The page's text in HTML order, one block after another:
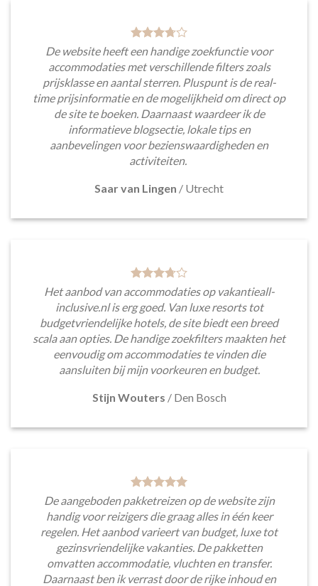
De website heeft een handige zoekfunctie voor
accommodaties met verschillende filters zoals
prijsklasse en aantal sterren. Pluspunt is de real-
time prijsinformatie en de mogelijkheid om direct op
de site te boeken. Daarnaast waardeer ik de
informatieve blogsectie, lokale tips en
aanbevelingen voor bezienswaardigheden en
activiteiten.
Saar van Lingen / Utrecht
Het aanbod van accommodaties op vakantieall-
inclusive.nl is erg goed. Van luxe resorts tot
budgetvriendelijke hotels, de site biedt een breed
scala aan opties. De handige zoekfilters maakten het
eenvoudig om accommodaties te vinden die
aansluiten bij mijn voorkeuren en budget.
Stijn Wouters / Den Bosch
De aangeboden pakketreizen op de website zijn
handig voor reizigers die graag alles in één keer
regelen. Het aanbod varieert van budget, luxe tot
gezinsvriendelijke vakanties. De pakketten
omvatten accommodatie, vluchten en transfer.
Daarnaast ben ik verrast door de rijke inhoud en